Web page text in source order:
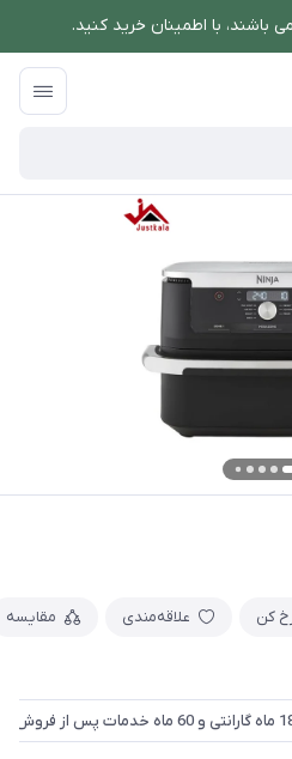
باشند، با اطمینان خرید کنید.
کن علاقه‌مندی مقایسه
خدمات پس از فروش و ضمانت تعویض